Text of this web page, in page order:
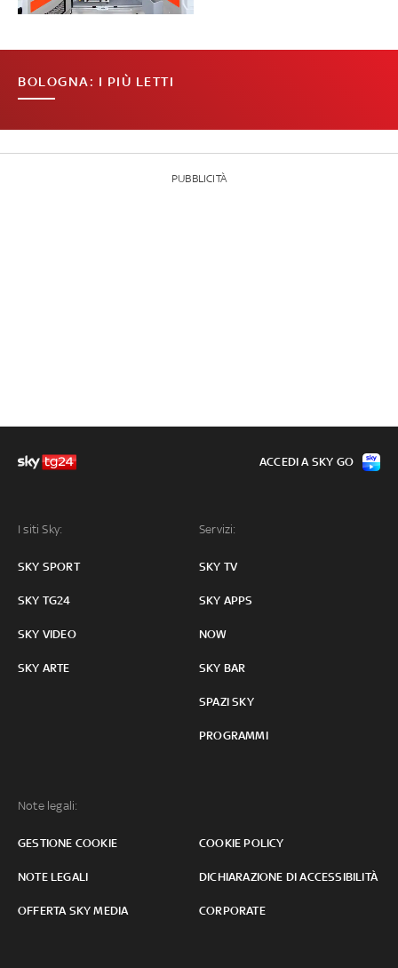
BOLOGNA: I PIÙ LETTI
PUBBLICITÀ
I siti Sky:
SKY SPORT
SKY TG24
SKY VIDEO
SKY ARTE
Servizi:
SKY TV
SKY APPS
NOW
SKY BAR
SPAZI SKY
PROGRAMMI
Note legali:
GESTIONE COOKIE COOKIE POLICY
NOTE LEGALI DICHIARAZIONE DI ACCESSIBILITÀ
OFFERTA SKY MEDIA CORPORATE
ACCEDI A SKY GO